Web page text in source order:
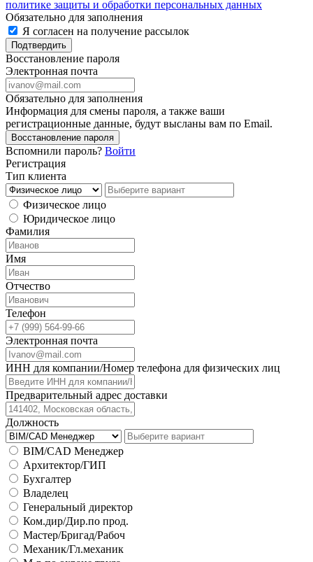
политике защиты и обработки персональных данных
Обязательно для заполнения
Я согласен на получение рассылок
Подтвердить
Восстановление пароля
Электронная почта
Обязательно для заполнения
Информация для смены пароля, а также ваши
регистрационные данные, будут высланы вам по Email.
Восстановление пароля
Вспомнили пароль? Войти
Регистрация
Тип клиента
Физическое лицо
Юридическое лицо
Фамилия
Имя
Отчество
Телефон
Электронная почта
ИНН для компании/Номер телефона для физических лиц
Предварительный адрес доставки
Должность
BIM/CAD Менеджер
Архитектор/ГИП
Бухгалтер
Владелец
Генеральный директор
Ком.дир/Дир.по прод.
Мастер/Бригад/Рабоч
Механик/Гл.механик